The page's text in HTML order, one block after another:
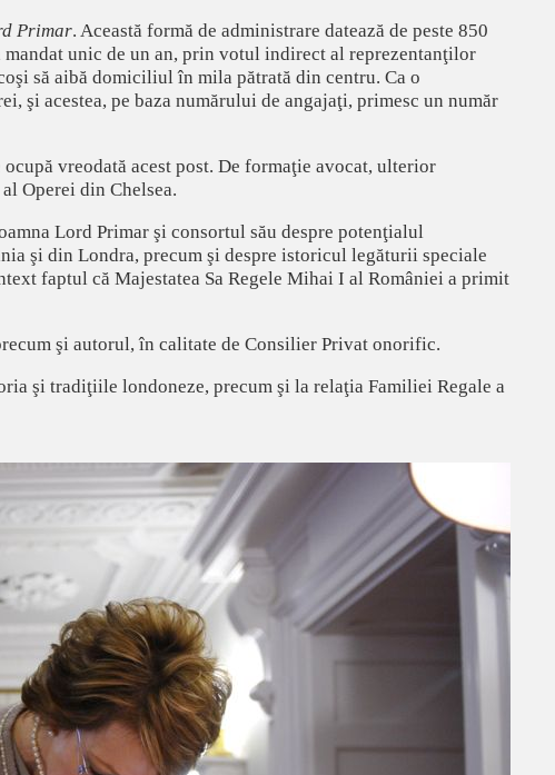
Primar. Această formă de administrare datează de peste 850
unic de un an, prin votul indirect al reprezentanţilor
să aibă domiciliul în mila pătrată din centru. Ca o
şi acestea, pe baza numărului de angajaţi, primesc un număr
ocupă vreodată acest post. De formaţie avocat, ulterior
Operei din Chelsea.
Lord Primar şi consortul său despre potenţialul
şi din Londra, precum şi despre istoricul legăturii speciale
faptul că Majestatea Sa Regele Mihai I al României a primit
şi autorul, în calitate de Consilier Privat onorific.
şi tradiţiile londoneze, precum şi la relaţia Familiei Regale a